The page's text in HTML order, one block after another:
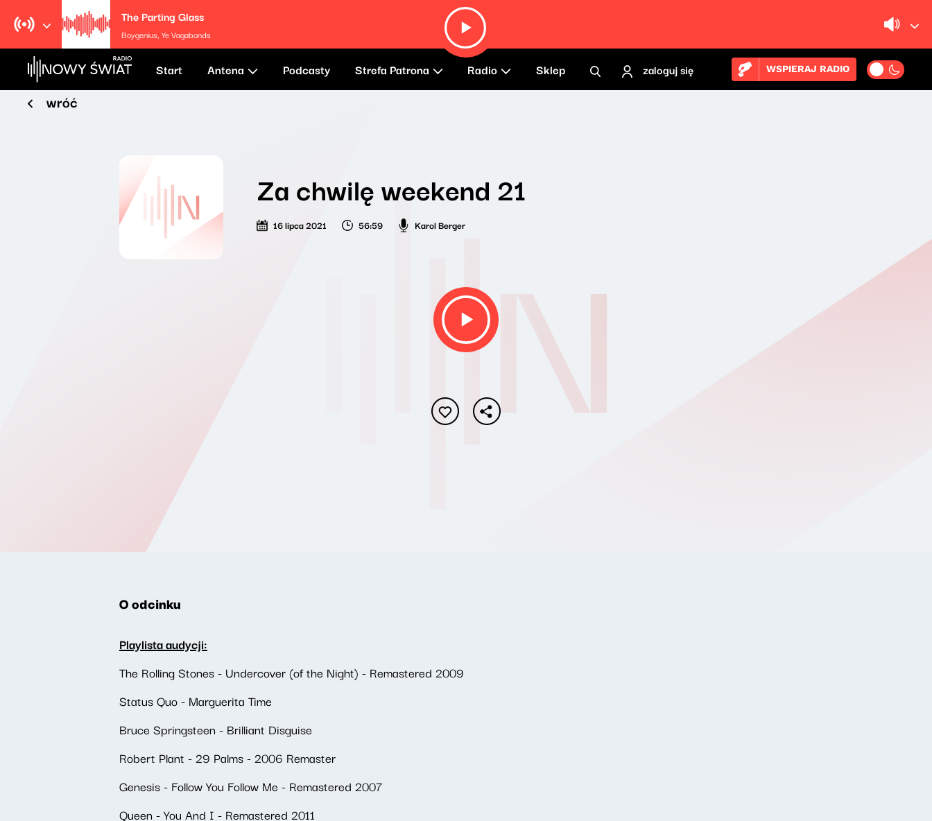
The Parting Glass
Boygenius, Ye Vagabonds
Start Antena Podcasty Strefa Patrona Radio Sklep zaloguj się WSPIERAJ RADIO
wróć
Za chwilę weekend 21
16 lipca 2021 56:59 Karol Berger
O odcinku
Playlista audycji:
The Rolling Stones - Undercover (of the Night) - Remastered 2009
Status Quo - Marguerita Time
Bruce Springsteen - Brilliant Disguise
Robert Plant - 29 Palms - 2006 Remaster
Genesis - Follow You Follow Me - Remastered 2007
Queen - You And I - Remastered 2011